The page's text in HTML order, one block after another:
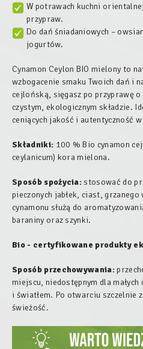
W potrawach kuchni
przypraw.
Do dań śniadaniowych –
jogurtów.
Cynamon Ceylon BIO mielony to
wzbogacenie smaku Twoich dań i
cejlońską, sięgasz po przyprawę
czystym, ekologicznym składzie.
ceniących jakość i autentyczność
Składniki: 100 % Bio cynamon
ceylanicum) kora mielona.
Sposób spożycia:stosować do
pieczonych jabłek, ciast,
cynamonu służą do
baraniny oraz szynki.
Bio - certyfikowane produkty
Sposób przechowywania:
miejscu, niedostępnym dla
i światłem. Po otwarciu szczelnie
świeżość.